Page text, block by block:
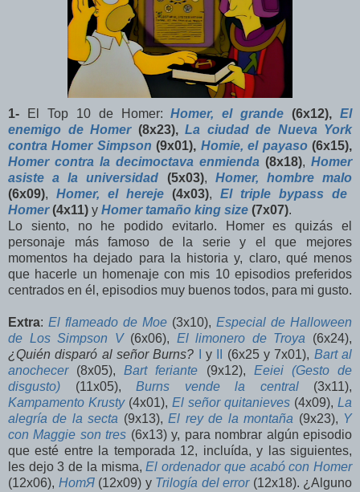
1- El Top 10 de Homer:Homer, el grande (6x12),El
enemigo de Homer(8x23), La ciudad de Nueva York
contra Homer Simpson (9x01), Homie, el payaso(6x15),
Homer contra la decimoctava enmienda (8x18), Homer
asiste a la universidad (5x03), Homer, hombre malo
(6x09), Homer, el hereje (4x03), El triple bypass de
Homer (4x11) y Homer tamaño king size (7x07).
Lo siento, no he podido evitarlo. Homer es quizás el
personaje más famoso de la serie y el que mejores
momentos ha dejado para la historia y, claro, qué menos
que hacerle un homenaje con mis 10 episodios preferidos
centrados en él, episodios muy buenos todos, para mi gusto.
Extra: El flameado de Moe (3x10), Especial de Halloween
de Los Simpson V(6x06), El limonero de Troya (6x24),
¿Quién disparó al señor Burns?
y (6x25 y 7x01), Bart al
anochecer(8x05),Bart feriante (9x12), Eeiei (Gesto de
disgusto) (11x05), Burns vende la central(3x11),
Kampamento Krusty(4x01), El señor quitanieves (4x09), La
alegría de la secta (9x13),El rey de la montaña (9x23), Y
con Maggie son tres (6x13) y, para nombrar algún episodio
que esté entre la temporada 12, incluída, y las siguientes,
les dejo 3 de la misma,El ordenador que acabó con Homer
(12x06), HomЯ(12x09) y Trilogía del error(12x18). ¿Alguno